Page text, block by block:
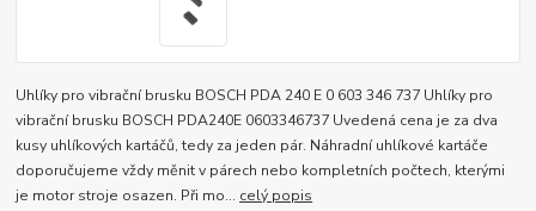
Uhlíky pro vibrační brusku BOSCH PDA 240 E 0 603 346 737 Uhlíky pro
vibrační brusku BOSCH PDA240E 0603346737 Uvedená cena je za dva
kusy uhlíkových kartáčů, tedy za jeden pár. Náhradní uhlíkové kartáče
doporučujeme vždy měnit v párech nebo kompletních počtech, kterými
je motor stroje osazen. Při mo... celý popis